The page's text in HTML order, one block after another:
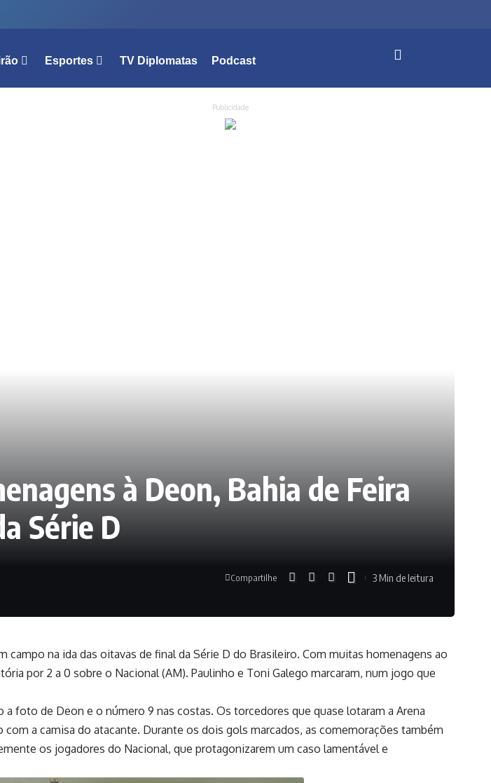
Esportes TV Diplomatas Podcast
Publicidade
à Deon, Bahia de Feira
Série D
Compartilhe 3 Min de leitura
na ida das oitavas de final da Série D do Brasileiro. Com muitas homenagens ao
por 2 a 0 sobre o Nacional (AM). Paulinho e Toni Galego marcaram, num jogo que
foto de Deon e o número 9 nas costas. Os torcedores que quase lotaram a Arena
a camisa do atacante. Durante os dois gols marcados, as comemorações também
os jogadores do Nacional, que protagonizarem um caso lamentável e